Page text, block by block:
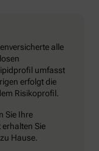
alle
umfasst
erfolgt die
Risikoprofil.
Sie Ihre
Sie
Hause.